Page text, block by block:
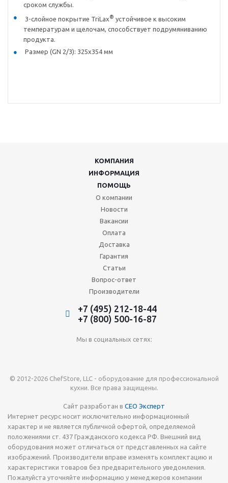
сроком службы.
3-слойное покрытие TriLax® устойчивое к высоким
температурам и щелочам, способствует подрумяниванию
продукта.
Размер (GN 2/3): 325х354 мм
КОМПАНИЯ
ИНФОРМАЦИЯ
ПОМОЩЬ
О компании
Новости
Вакансии
Оплата
Доставка
Гарантия
Статьи
Вопрос-ответ
Производители
+7 (495) 212-18-44
+7 (800) 500-16-87
Мы в социальных сетях:
© 2012-2026 ChefStore, LLC - оборудование для профессиональной
кухни. Все права защищены.
Сайт разработан в СЕО Эксперт
Интернет ресурс носит исключительно информационный
характер и не является публичной офертой, определяемой
положениями ст. 437 Гражданского кодекса РФ. Внешний вид
оборудования может отличаться от представленных на сайте
изображений. Производители вправе изменять комплектацию и
характеристики товаров без предварительного уведомления.
Пожалуйста уточняйте информацию у менеджеров компании